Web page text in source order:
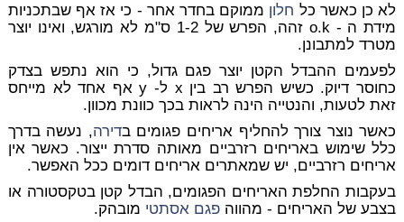
לא כן כאשר כל חלון ממוקם בחדר אחר - כי אז אף שבתכניות
מידת ה - o.k זהה, הפרש של 1-2 ס"מ לא מורגש, ואינו יוצר
מטרד למתבונן.
לפעמים ההבדל הקטן יוצר פגם גדול, כי הוא נתפש בצדק
כחוסר דיוק. כשיש הפרש רב בין x ל- y אף אחד לא מייחס
זאת לטעות, והנטייה הינה לראות בכך כוונת מכוון.
כאשר נוצר צורך להחליף אריחים פגומים בדירה, נעשה בדרך
כלל שימוש באריחים רזרביים מאותה סדרת ייצור. כאשר אין
אריחים רזרביים, יש שמאתרים אריחים דומים ככל האפשר.
בעקבות החלפת האריחים הפגומים, הבדל קטן בטקסטורה או
בצבע של האריחים - מהווה פגם אסתטי מובהק.